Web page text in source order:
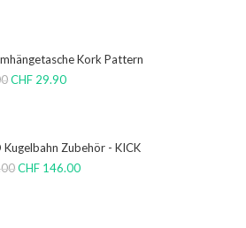
Kork Pattern
CHF 29.90
Kugelbahn Zubehör - KICK
CHF 146.00